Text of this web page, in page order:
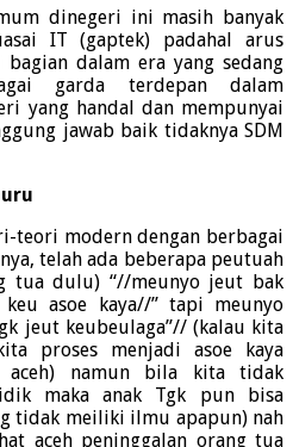
dinegeri ini masih banyak
IT (gaptek) padahal arus
dalam era yang sedang
garda terdepan dalam
yang handal dan mempunyai
jawab baik tidaknya SDM
teori modern dengan berbagai
telah ada beberapa peutuah
tua dulu) “//meunyo jeut bak
asoe kaya//” tapi meunyo
jeut keubeulaga”// (kalau kita
proses menjadi asoe kaya
aceh) namun bila kita tidak
maka anak Tgk pun bisa
tidak meiliki ilmu apapun) nah
aceh peninggalan orang tua